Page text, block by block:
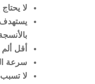
لا
يستهدف
أقل
سرعة
لا